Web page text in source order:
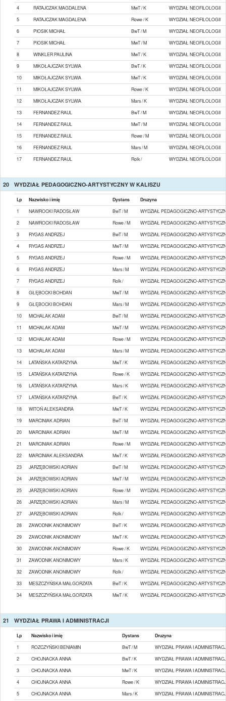
4
RATAJCZAK MAGDALENA MwT / K
WYDZIAŁ NEOFILOLOGII
5
RATAJCZAK MAGDALENA Rowe / K
WYDZIAŁ NEOFILOLOGII
6
PIOSIK MICHAŁ BwT / M
WYDZIAŁ NEOFILOLOGII
7
PIOSIK MICHAŁ MwT / M
WYDZIAŁ NEOFILOLOGII
8
WINKLER PAULINA MwT / K
WYDZIAŁ NEOFILOLOGII
9
MIKOŁAJCZAK SYLWIA BwT / K
WYDZIAŁ NEOFILOLOGII
10
MIKOŁAJCZAK SYLWIA MwT / K
WYDZIAŁ NEOFILOLOGII
11
MIKOŁAJCZAK SYLWIA Rowe / K
WYDZIAŁ NEOFILOLOGII
12
MIKOŁAJCZAK SYLWIA Mars / K
WYDZIAŁ NEOFILOLOGII
13
FERNANDEZ RAUL BwT / M
WYDZIAŁ NEOFILOLOGII
14
FERNANDEZ RAUL MwT / M
WYDZIAŁ NEOFILOLOGII
15
FERNANDEZ RAUL Rowe / M
WYDZIAŁ NEOFILOLOGII
16
FERNANDEZ RAUL Mars / M
WYDZIAŁ NEOFILOLOGII
17
FERNANDEZ RAUL Rolk / WYDZIAŁ NEOFILOLOGII
20 WYDZIAŁ PEDAGOGICZNO-ARTYSTYCZNY W KALISZU
Lp Nazwisko i imię Dystans
Druzyna
1
NAWROCKI RADOSŁAW BwT / M
WYDZIAŁ PEDAGOGICZNO-
2
NAWROCKI RADOSŁAW Rowe / M
WYDZIAŁ PEDAGOGICZNO-
3
RYGAS ANDRZEJ BwT / M
WYDZIAŁ PEDAGOGICZNO-
4
RYGAS ANDRZEJ MwT / M
WYDZIAŁ PEDAGOGICZNO-
5
RYGAS ANDRZEJ Rowe / M
WYDZIAŁ PEDAGOGICZNO-
6
RYGAS ANDRZEJ Mars / M
WYDZIAŁ PEDAGOGICZNO-
7
RYGAS ANDRZEJ Rolk /
WYDZIAŁ PEDAGOGICZNO-
8
GŁĘBOCKI BOHDAN MwT / M
WYDZIAŁ PEDAGOGICZNO-
9
GŁĘBOCKI BOHDAN Mars / M
WYDZIAŁ PEDAGOGICZNO-
10
MICHALAK ADAM BwT / M
WYDZIAŁ PEDAGOGICZNO-
11
MICHALAK ADAM MwT / M
WYDZIAŁ PEDAGOGICZNO-
12
MICHALAK ADAM Rowe / M
WYDZIAŁ PEDAGOGICZNO-
13
MICHALAK ADAM Mars / M
WYDZIAŁ PEDAGOGICZNO-
14
LATAŃSKA KATARZYNA MwT / K
WYDZIAŁ PEDAGOGICZNO-
15
LATAŃSKA KATARZYNA Rowe / K
WYDZIAŁ PEDAGOGICZNO-
16
LATAŃSKA KATARZYNA Mars / K
WYDZIAŁ PEDAGOGICZNO-
17
LATAŃSKA KATARZYNA BwT / K
WYDZIAŁ PEDAGOGICZNO-
18
WITOŃ ALEKSANDRA MwT / K
WYDZIAŁ PEDAGOGICZNO-
19
MARCINIAK ADRIAN BwT / M
WYDZIAŁ PEDAGOGICZNO-
20
MARCINIAK ADRIAN MwT / M
WYDZIAŁ PEDAGOGICZNO-
21
MARCINIAK ADRIAN Rowe / M
WYDZIAŁ PEDAGOGICZNO-
22
MARCINIAK ALEKSANDRA MwT / K
WYDZIAŁ PEDAGOGICZNO-
23
JARZĘBOWSKI ADRIAN BwT / M
WYDZIAŁ PEDAGOGICZNO-
24
JARZĘBOWSKI ADRIAN MwT / M
WYDZIAŁ PEDAGOGICZNO-
25
JARZĘBOWSKI ADRIAN Rowe / M
WYDZIAŁ PEDAGOGICZNO-
26
JARZĘBOWSKI ADRIAN Mars / M
WYDZIAŁ PEDAGOGICZNO-
27
JARZĘBOWSKI ADRIAN Rolk /
WYDZIAŁ PEDAGOGICZNO-
28
ZAWODNIK ANONIMOWY BwT / K
WYDZIAŁ PEDAGOGICZNO-
29
ZAWODNIK ANONIMOWY MwT / K
WYDZIAŁ PEDAGOGICZNO-
30
ZAWODNIK ANONIMOWY Rowe / K
WYDZIAŁ PEDAGOGICZNO-
31
ZAWODNIK ANONIMOWY Mars / K
WYDZIAŁ PEDAGOGICZNO-
32
ZAWODNIK ANONIMOWY Rolk /
WYDZIAŁ PEDAGOGICZNO-
33
MESZCZYŃSKA MAŁGORZATA BwT / K
WYDZIAŁ PEDAGOGICZNO-
34
MESZCZYŃSKA MAŁGORZATA MwT / K WYDZIAŁ PEDAGOGICZNO-
21 WYDZIAŁ PRAWA I ADMINISTRACJI
Lp Nazwisko i imię Dystans
Druzyna
1
ROZCZYŃSKI BENIAMIN BwT / M
WYDZIAŁ PRAWA I
2
CHOJNACKA ANNA BwT / K
WYDZIAŁ PRAWA I
3
CHOJNACKA ANNA MwT / K
WYDZIAŁ PRAWA I
4
CHOJNACKA ANNA Rowe / K
WYDZIAŁ PRAWA I
5
CHOJNACKA ANNA Mars / K WYDZIAŁ PRAWA I